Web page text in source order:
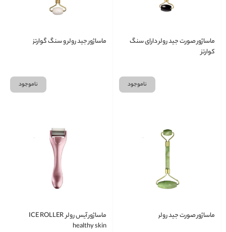
ماساژور صورت جید رولر دارای سنگ
کوارتز
ناموجود
ماساژور جید رولر و سنگ گوارتز
ناموجود
ماساژور صورت جید رولر
ماساژور آیس رولر ICE ROLLER
healthy skin